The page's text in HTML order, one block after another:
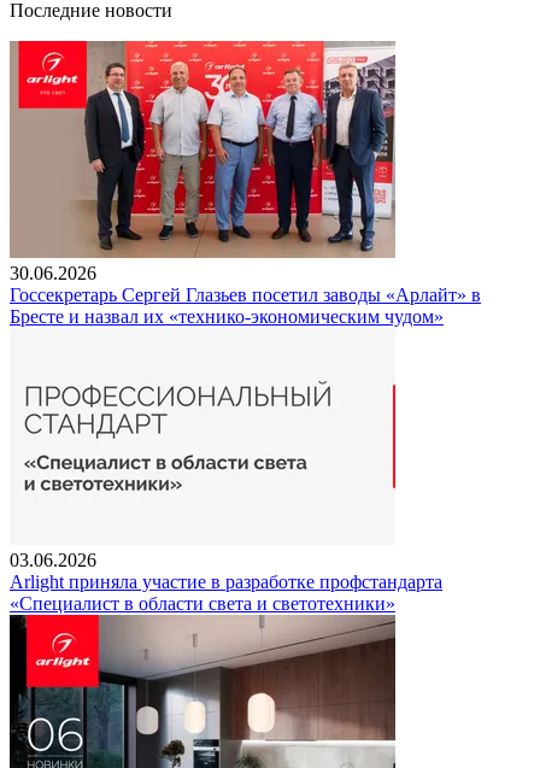
Последние новости
30.06.2026
Госсекретарь Сергей Глазьев посетил заводы «Арлайт» в
Бресте и назвал их «технико-экономическим чудом»
03.06.2026
Arlight приняла участие в разработке профстандарта
«Специалист в области света и светотехники»